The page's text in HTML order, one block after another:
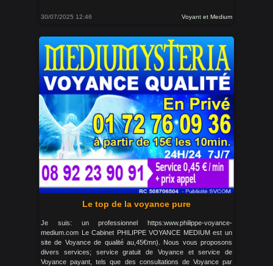
30/07/2025 12:46 Voyant et Medium
Le top de la voyance pure
Je suis: un professionnel https:www.philippe-voyance-
medium.com Le Cabinet PHILIPPE VOYANCE MEDIUM est un
site de Voyance de qualité au,45€mn). Nous vous proposons
divers services; service gratuit de Voyance et service de
Voyance payant, tels que des consultations de Voyance par